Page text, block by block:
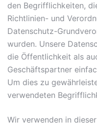
den Begrifflichkeiten,
Richtlinien- und
Datenschutz-
wurden. Unsere
die Öffentlichkeit als
Geschäftspartner
Um dies zu
verwendeten
Wir verwenden in